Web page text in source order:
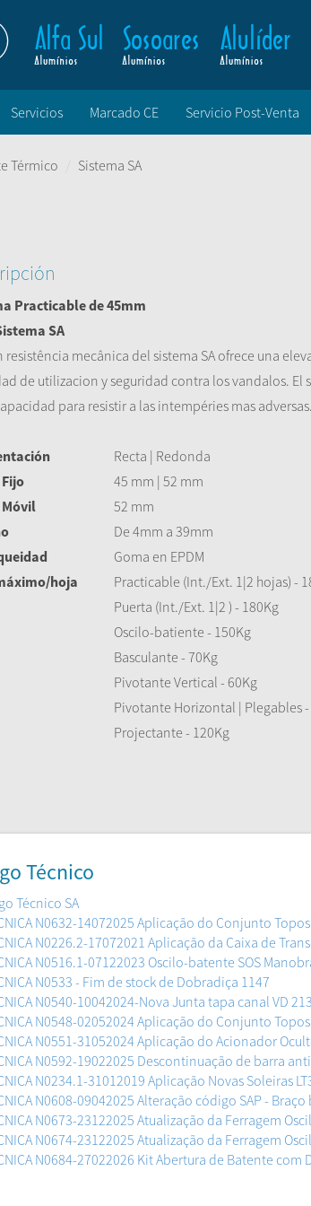
Servicios Marcado CE Servicio Post-Venta
Térmico Sistema SA
Practicable de 45mm
SA
resistência mecânica del sistema SA ofrece una
de utilizacion y seguridad contra los vandalos. El
para resistir a las intempéries mas adversas.
Recta | Redonda
45 mm | 52 mm
Móvil
52 mm
De 4mm a 39mm
Goma en EPDM
hoja
Practicable (Int./Ext. 1|2 hojas) -
Puerta (Int./Ext. 1|2 ) - 180Kg
Oscilo-batiente - 150Kg
Basculante - 70Kg
Pivotante Vertical - 60Kg
Pivotante Horizontal | Plegables -
Projectante - 120Kg
Técnico
Técnico SA
N0632-14072025 Aplicação do Conjunto
N0226.2-17072021 Aplicação da Caixa de
N0516.1-07122023 Oscilo-batente SOS
N0533 - Fim de stock de Dobradiça 1147
N0540-10042024-Nova Junta tapa canal VD
N0548-02052024 Aplicação do Conjunto Topos
N0551-31052024 Aplicação do Acionador
N0592-19022025 Descontinuação de barra
N0234.1-31012019 Aplicação Novas Soleiras
N0608-09042025 Alteração código SAP -
N0673-23122025 Atualização da Ferragem
N0674-23122025 Atualização da Ferragem
N0684-27022026 Kit Abertura de Batente com